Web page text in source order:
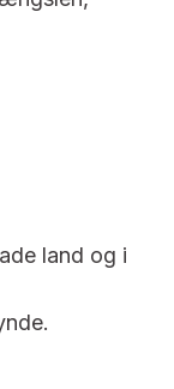
land og i